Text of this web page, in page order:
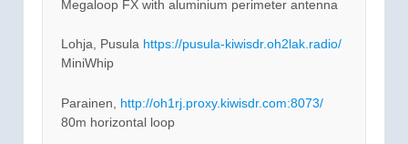
Megaloop FX with aluminium perimeter antenna
Lohja, Pusula https://pusula-kiwisdr.oh2lak.radio/
MiniWhip
Parainen, http://oh1rj.proxy.kiwisdr.com:8073/
80m horizontal loop